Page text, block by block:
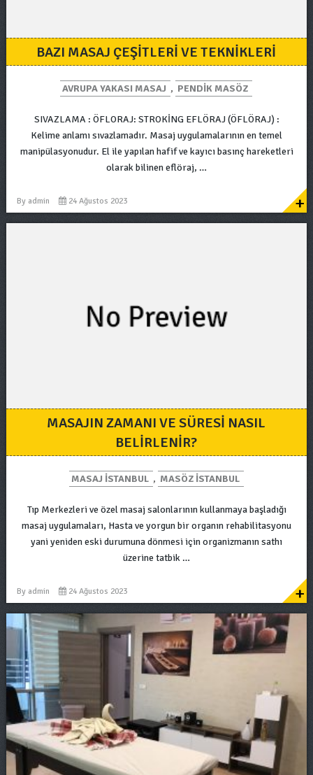
BAZI MASAJ ÇEŞİTLERİ VE TEKNİKLERİ
AVRUPA YAKASI MASAJ , PENDIK MASÖZ
SIVAZLAMA : ÖFLORAJ: STROKİNG EFLÖRAJ (ÖFLÖRAJ) :
Kelime anlamı sıvazlamadır. Masaj uygulamalarının en temel
manipülasyonudur. El ile yapılan hafif ve kayıcı basınç hareketleri
olarak bilinen eflöraj, …
By admin 24 Ağustos 2023 +
MASAJIN ZAMANI VE SÜRESI NASIL
BELIRLENIR?
MASAJ ISTANBUL , MASÖZ ISTANBUL
Tıp Merkezleri ve özel masaj salonlarının kullanmaya başladığı
masaj uygulamaları, Hasta ve yorgun bir organın rehabilitasyonu
yani yeniden eski durumuna dönmesi için organizmanın sathı
üzerine tatbik …
By admin 24 Ağustos 2023 +